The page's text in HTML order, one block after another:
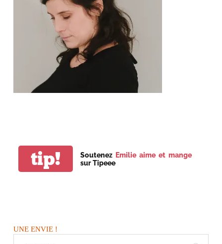
tip! Soutenez Emilie aime et mange
sur Tipeee
UNE ENVIE !